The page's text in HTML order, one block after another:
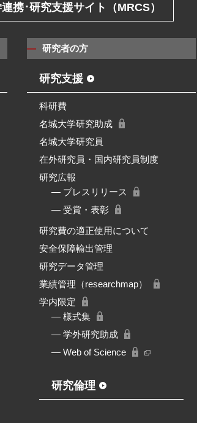
携･研究支援サイト（MRCS）
研究者の方
研究支援
科研費
名城大学研究助成
名城大学研究員
在外研究員・国内研究員制度
研究広報
― プレスリリース
― 受賞・表彰
研究費の適正使用について
安全保障輸出管理
研究データ管理
業績管理（researchmap）
学内限定
― 様式集
― 学外研究助成
― Web of Science
研究倫理